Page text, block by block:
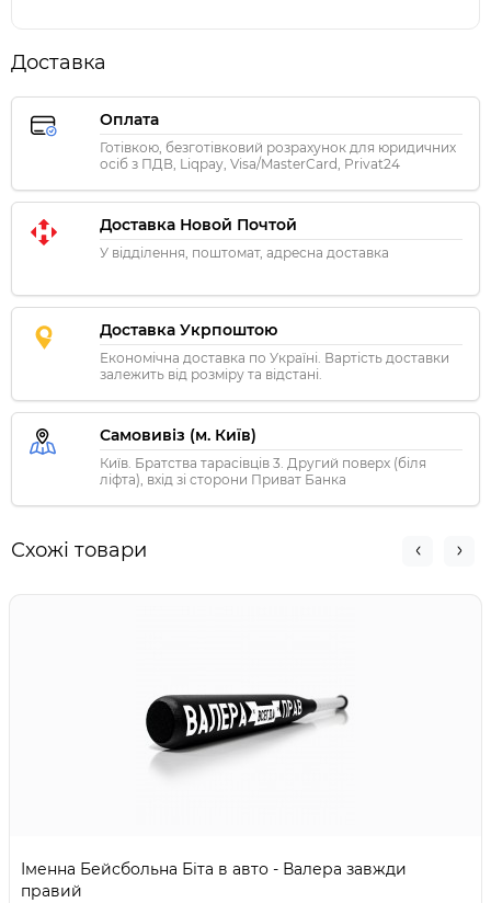
Доставка
Оплата
Готівкою, безготівковий розрахунок для юридичних
осіб з ПДВ, Liqpay, Visa/MasterCard, Privat24
Доставка Новой Почтой
У відділення, поштомат, адресна доставка
Доставка Укрпоштою
Економічна доставка по Україні. Вартість доставки
залежить від розміру та відстані.
Самовивіз (м. Київ)
Київ. Братства тарасівців 3. Другий поверх (біля
ліфта), вхід зі сторони Приват Банка
Схожі товари
Іменна Бейсбольна Біта в авто - Валера завжди
правий